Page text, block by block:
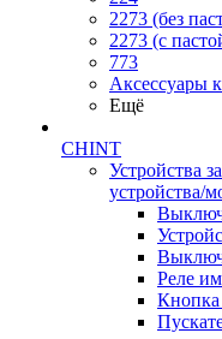
2273 (без
2273 (с
773
Аксессуары
Ещё
CHINT
Устройства
устройства/
Реле
Кнопка